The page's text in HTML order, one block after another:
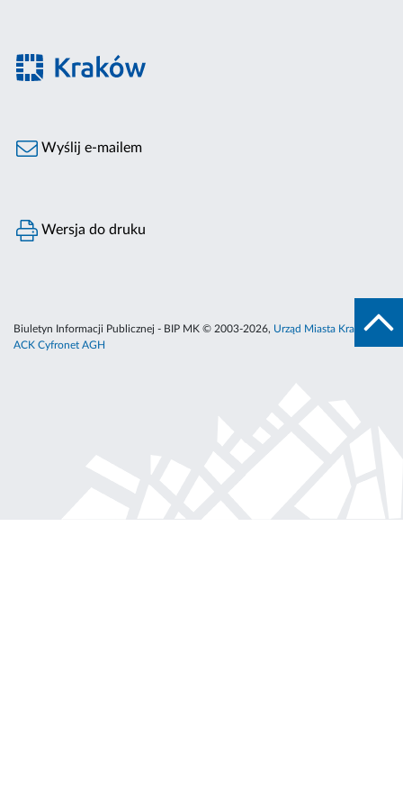
Wyślij e-mailem
Wersja do druku
Biuletyn Informacji Publicznej - BIP MK © 2003-2026, Urząd Miasta Krakowa
ACK Cyfronet AGH